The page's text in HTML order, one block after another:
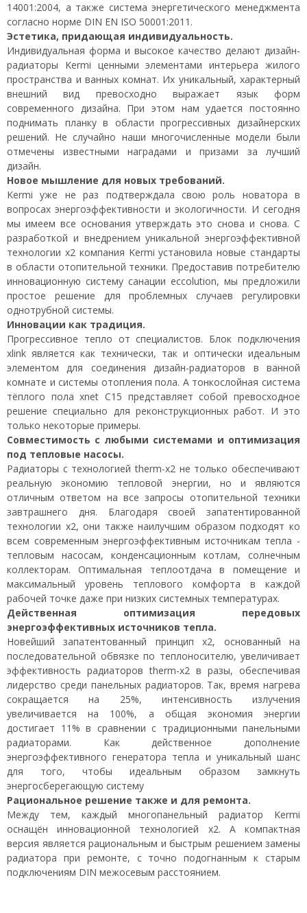
14001:2004, а также система энергетического менеджмента
согласно норме DIN EN ISO 50001:2011.
Эстетика, придающая индивидуальность.
Индивидуальная форма и высокое качество делают дизайн-
радиаторы Kermi ценными элементами интерьера жилого
пространства и ванных комнат. Их уникальный, характерный
внешний вид превосходно выражает язык форм
современного дизайна. При этом нам удается постоянно
поднимать планку в области прогрессивных дизайнерских
решений. Не случайно наши многочисленные модели были
отмечены известными наградами и призами за лучший
дизайн.
Новое мышление для новых требований.
Kermi уже не раз подтверждала свою роль новатора в
вопросах энергоэффективности и экологичности. И сегодня
мы имеем все основания утверждать это снова и снова. С
разработкой и внедрением уникальной энергоэффективной
технологии х2 компания Kermi установила новые стандарты
в области отопительной техники. Предоставив потребителю
инновационную систему санации eccolution, мы предложили
простое решение для проблемных случаев регулировки
однотрубной системы.
Инновации как традиция.
Прогрессивное тепло от специалистов. Блок подключения
xlink является как технически, так и оптически идеальным
элементом для соединения дизайн-радиаторов в ванной
комнате и системы отопления пола. А тонкослойная система
тёплого пола xnet C15 представляет собой превосходное
решение специально для реконструкционных работ. И это
только некоторые примеры.
Совместимость с любыми системами и оптимизация
под тепловые насосы.
Радиаторы с технологией therm-x2 не только обеспечивают
реальную экономию тепловой энергии, но и являются
отличным ответом на все запросы отопительной техники
завтрашнего дня. Благодаря своей запатентированной
технологии x2, они также наилучшим образом подходят ко
всем современным энергоэффективным источникам тепла -
тепловым насосам, конденсационным котлам, солнечным
коллекторам. Оптимальная теплоотдача в помещение и
максимальный уровень теплового комфорта в каждой
рабочей точке даже при низких системных температурах.
Действенная оптимизация передовых
энергоэффективных источников тепла.
Новейший запатентованный принцип х2, основанный на
последовательной обвязке по теплоносителю, увеличивает
эффективность радиаторов therm-x2 в разы, обеспечивая
лидерство среди панельных радиаторов. Так, время нагрева
сокращается на 25%, интенсивность излучения
увеличивается на 100%, а общая экономия энергии
достигает 11% в сравнении с традиционными панельными
радиаторами. Как действенное дополнение
энергоэффективного генератора тепла и уникальный шанс
для того, чтобы идеальным образом замкнуть
энергосберегающую систему
Рациональное решение также и для ремонта.
Между тем, каждый многопанельный радиатор Kermi
оснащён инновационной технологией x2. А компактная
версия является рациональным и быстрым решением замены
радиатора при ремонте, с точно подогнанным к старым
подключениям DIN межосевым расстоянием.